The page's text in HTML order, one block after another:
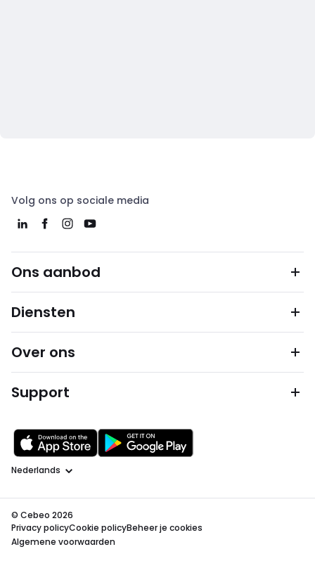
Volg ons op sociale media
Ons aanbod
Diensten
Over ons
Support
Taal
© Cebeo 2026
Privacy policyCookie policyBeheer je cookies
Algemene voorwaarden